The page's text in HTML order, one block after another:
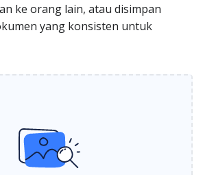
ke orang lain, atau disimpan
yang konsisten untuk